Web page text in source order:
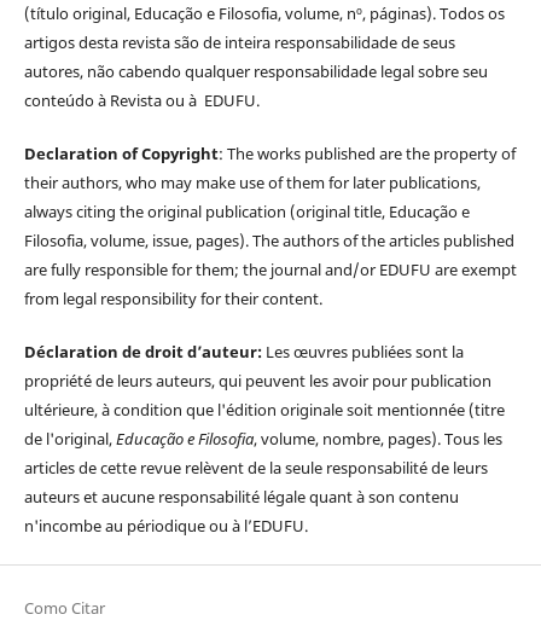
(título original, Educação e Filosofia, volume, nº, páginas). Todos os
artigos desta revista são de inteira responsabilidade de seus
autores, não cabendo qualquer responsabilidade legal sobre seu
conteúdo à Revista ou à EDUFU.
Declaration of Copyright: The works published are the property of
their authors, who may make use of them for later publications,
always citing the original publication (original title, Educação e
Filosofia, volume, issue, pages). The authors of the articles published
are fully responsible for them; the journal and/or EDUFU are exempt
from legal responsibility for their content.
Déclaration de droit d’auteur: Les œuvres publiées sont la
propriété de leurs auteurs, qui peuvent les avoir pour publication
ultérieure, à condition que l'édition originale soit mentionnée (titre
de l'original,Educação e Filosofia, volume, nombre, pages). Tous les
articles de cette revue relèvent de la seule responsabilité de leurs
auteurs et aucune responsabilité légale quant à son contenu
n'incombe au périodique ou à l’EDUFU.
Como Citar